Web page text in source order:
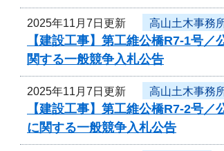
2025年11月7日更新 高山土木事務
【建設工事】第工維公橋R7-1号
関する一般競争入札公告
2025年11月7日更新 高山土木事務
【建設工事】第工維公橋R7-2号
に関する一般競争入札公告